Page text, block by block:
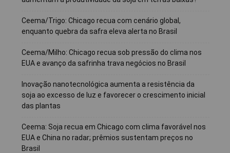
Ceema/Trigo: Chicago recua com cenário global,
enquanto quebra da safra eleva alerta no Brasil
Ceema/Milho: Chicago recua sob pressão do clima nos
EUA e avanço da safrinha trava negócios no Brasil
Inovação nanotecnológica aumenta a resistência da
soja ao excesso de luz e favorecer o crescimento inicial
das plantas
Ceema: Soja recua em Chicago com clima favorável nos
EUA e China no radar; prêmios sustentam preços no
Brasil